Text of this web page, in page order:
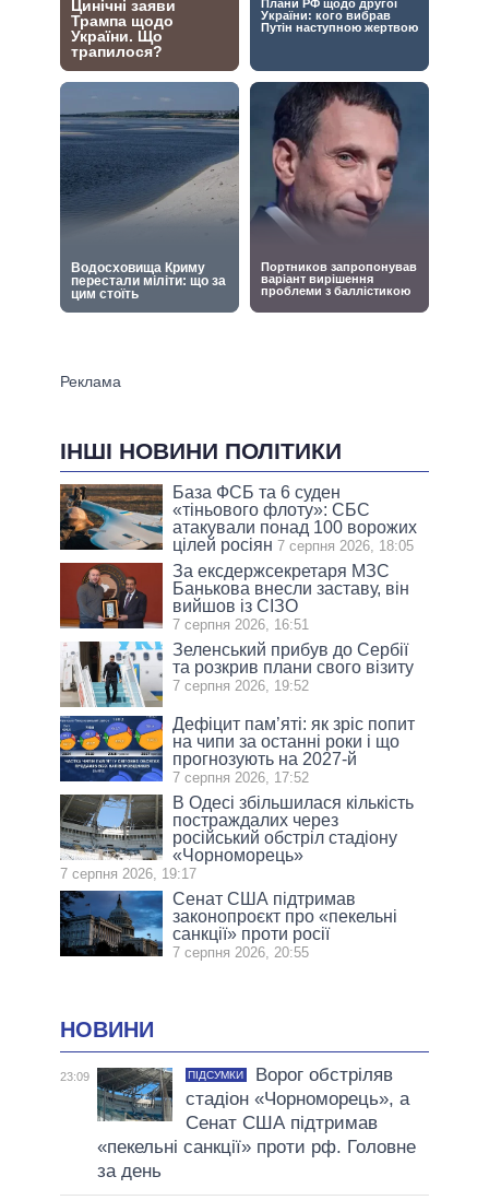
ІНШІ НОВИНИ ПОЛІТИКИ
База ФСБ та 6 суден
«тіньового флоту»: СБС
атакували понад 100 ворожих
цілей росіян 7 серпня 2026, 18:05
За ексдержсекретаря МЗС
Банькова внесли заставу, він
вийшов із СІЗО
7 серпня 2026, 16:51
Зеленський прибув до Сербії
та розкрив плани свого візиту
7 серпня 2026, 19:52
Дефіцит пам’яті: як зріс попит
на чипи за останні роки і що
прогнозують на 2027-й
7 серпня 2026, 17:52
В Одесі збільшилася кількість
постраждалих через
російський обстріл стадіону
«Чорноморець»
7 серпня 2026, 19:17
Сенат США підтримав
законопроєкт про «пекельні
санкції» проти росії
7 серпня 2026, 20:55
НОВИНИ
23:09 ПІДСУМКИ
Ворог обстріляв
стадіон «Чорноморець», а
Сенат США підтримав
«пекельні санкції» проти рф. Головне
за день